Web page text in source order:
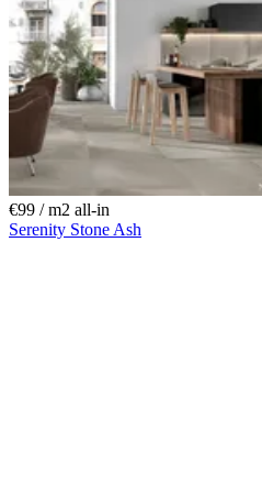
€99 / m2 all-in
Serenity Stone Ash